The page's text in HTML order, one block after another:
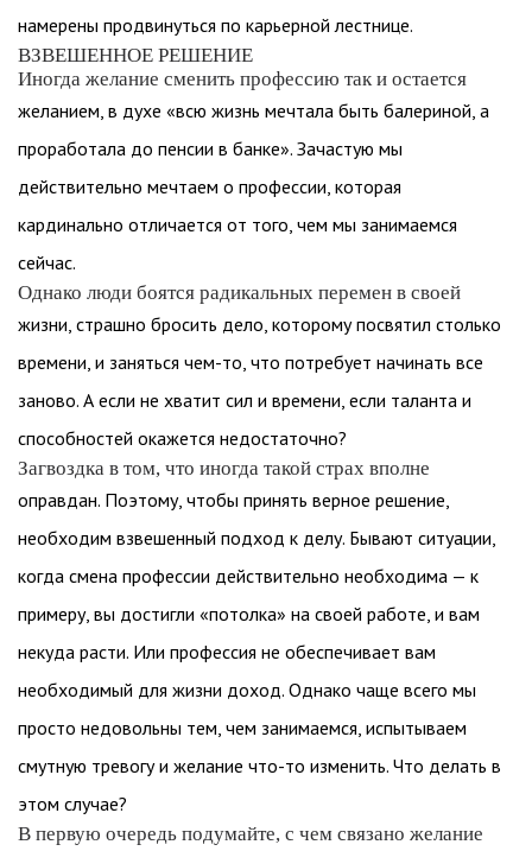
намерены продвинуться по карьерной лестнице.
ВЗВЕШЕННОЕ РЕШЕНИЕ
Иногда желание сменить профессию так и остается
желанием, в духе «всю жизнь мечтала быть балериной, а
проработала до пенсии в банке». Зачастую мы
действительно мечтаем о профессии, которая
кардинально отличается от того, чем мы занимаемся
сейчас.
Однако люди боятся радикальных перемен в своей
жизни, страшно бросить дело, которому посвятил столько
времени, и заняться чем-то, что потребует начинать все
заново. А если не хватит сил и времени, если таланта и
способностей окажется недостаточно?
Загвоздка в том, что иногда такой страх вполне
оправдан. Поэтому, чтобы принять верное решение,
необходим взвешенный подход к делу. Бывают ситуации,
когда смена профессии действительно необходима — к
примеру, вы достигли «потолка» на своей работе, и вам
некуда расти. Или профессия не обеспечивает вам
необходимый для жизни доход. Однако чаще всего мы
просто недовольны тем, чем занимаемся, испытываем
смутную тревогу и желание что-то изменить. Что делать в
этом случае?
В первую очередь подумайте, с чем связано желание